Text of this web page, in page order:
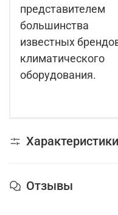
представителем
большинства
известных
климатического
оборудования.
Характеристики
Отзывы